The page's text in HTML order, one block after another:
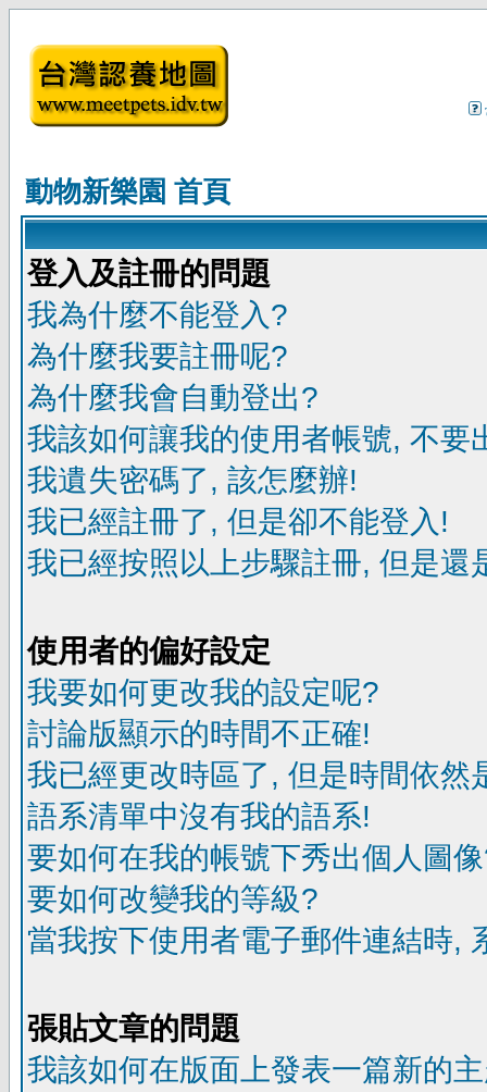
動物新樂園 首頁
登入及註冊的問題
我為什麼不能登入?
為什麼我要註冊呢?
為什麼我會自動登出?
我該如何讓我的使用者帳號, 不要
我遺失密碼了, 該怎麼辦!
我已經註冊了, 但是卻不能登入!
我已經按照以上步驟註冊, 但是還
使用者的偏好設定
我要如何更改我的設定呢?
討論版顯示的時間不正確!
我已經更改時區了, 但是時間依然
語系清單中沒有我的語系!
要如何在我的帳號下秀出個人圖
要如何改變我的等級?
當我按下使用者電子郵件連結時,
張貼文章的問題
我該如何在版面上發表一篇新的